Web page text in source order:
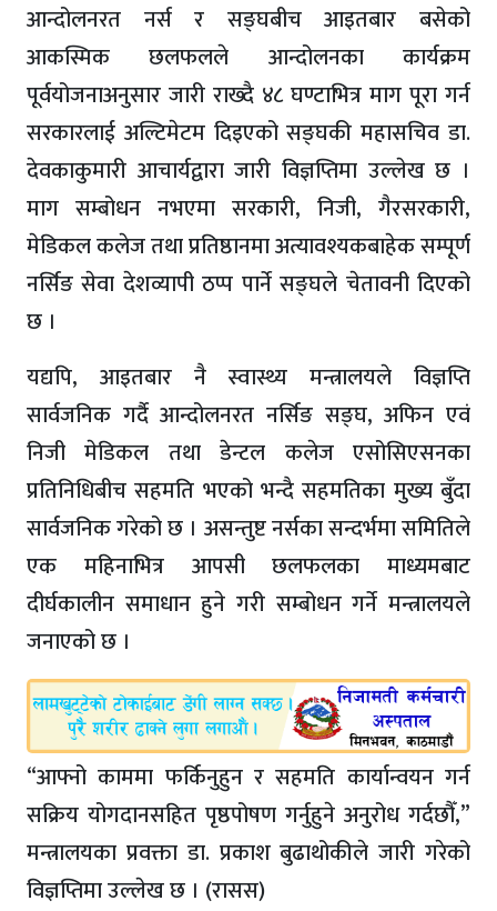
आन्दोलनरत नर्स र सङ्घबीच आइतबार बसेको
आकस्मिक छलफलले आन्दोलनका कार्यक्रम
पूर्वयोजनाअनुसार जारी राख्दै ४८ घण्टाभित्र माग पूरा गर्न
सरकारलाई अल्टिमेटम दिइएको सङ्घकी महासचिव डा.
देवकाकुमारी आचार्यद्वारा जारी विज्ञप्तिमा उल्लेख छ ।
माग सम्बोधन नभएमा सरकारी, निजी, गैरसरकारी,
मेडिकल कलेज तथा प्रतिष्ठानमा अत्यावश्यकबाहेक सम्पूर्ण
नर्सिङ सेवा देशव्यापी ठप्प पार्ने सङ्घले चेतावनी दिएको
छ ।
यद्यपि, आइतबार नै स्वास्थ्य मन्त्रालयले विज्ञप्ति
सार्वजनिक गर्दै आन्दोलनरत नर्सिङ सङ्घ, अफिन एवं
निजी मेडिकल तथा डेन्टल कलेज एसोसिएसनका
प्रतिनिधिबीच सहमति भएको भन्दै सहमतिका मुख्य बुँदा
सार्वजनिक गरेको छ । असन्तुष्ट नर्सका सन्दर्भमा समितिले
एक महिनाभित्र आपसी छलफलका माध्यमबाट
दीर्घकालीन समाधान हुने गरी सम्बोधन गर्ने मन्त्रालयले
जनाएको छ ।
“आफ्नो काममा फर्किनुहुन र सहमति कार्यान्वयन गर्न
सक्रिय योगदानसहित पृष्ठपोषण गर्नुहुने अनुरोध गर्दछौँ,”
मन्त्रालयका प्रवक्ता डा. प्रकाश बुढाथोकीले जारी गरेको
विज्ञप्तिमा उल्लेख छ । (रासस)